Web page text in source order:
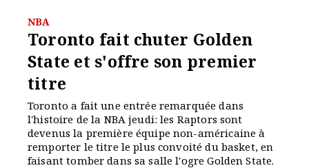
NBA
Toronto fait chuter Golden
State et s'offre son premier
titre
Toronto a fait une entrée remarquée dans
l'histoire de la NBA jeudi: les Raptors sont
devenus la première équipe non-américaine à
remporter le titre le plus convoité du basket, en
faisant tomber dans sa salle l'ogre Golden State.